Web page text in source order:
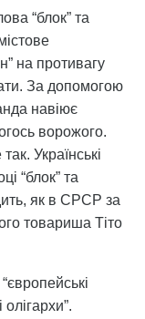
“блок” та
на противагу
За допомогою
навіює
ворожого.
Українські
“блок” та
як в СРСР за
товариша Тіто
олігархи”.